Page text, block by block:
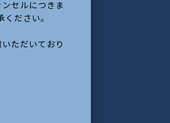
セルにつきま
ださい。
ただいており